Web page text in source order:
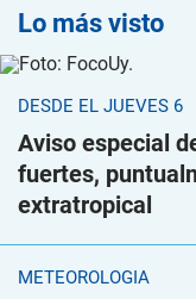
Lo más visto
DESDE EL JUEVES 6
Aviso especial
fuertes,
extratropical
METEOROLOGÍA